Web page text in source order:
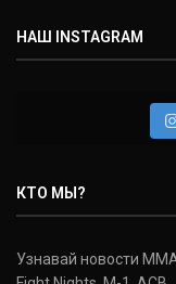
НАШ INSTAGRAM
КТО МЫ?
Узнавай новости